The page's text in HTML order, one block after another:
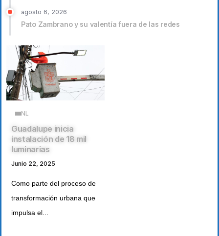
agosto 6, 2026
Pato Zambrano y su valentía fuera de las redes
NL
Guadalupe inicia
instalación de 18 mil
luminarias
Junio 22, 2025
Como parte del proceso de
transformación urbana que
impulsa el...